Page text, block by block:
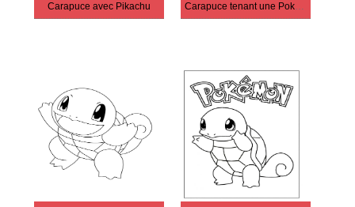
Carapuce avec Pikachu Carapuce tenant une Poké Ball